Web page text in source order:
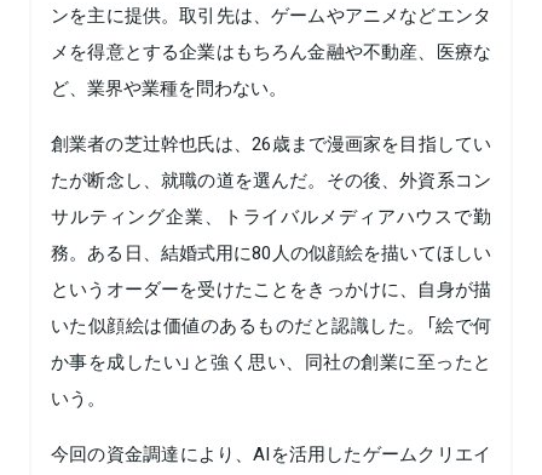
ンを主に提供。取引先は、ゲームやアニメなどエンタ
メを得意とする企業はもちろん金融や不動産、医療な
ど、業界や業種を問わない。
創業者の芝辻幹也氏は、26歳まで漫画家を目指してい
たが断念し、就職の道を選んだ。その後、外資系コン
サルティング企業、トライバルメディアハウスで勤
務。ある日、結婚式用に80人の似顔絵を描いてほしい
というオーダーを受けたことをきっかけに、自身が描
いた似顔絵は価値のあるものだと認識した。「絵で何
か事を成したい」と強く思い、同社の創業に至ったと
いう。
今回の資金調達により、AIを活用したゲームクリエイ